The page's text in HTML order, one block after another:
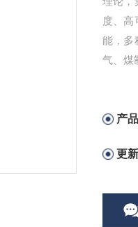
度、
能，多
气、煤
产
更